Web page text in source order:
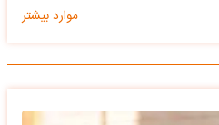
موارد بیشتر